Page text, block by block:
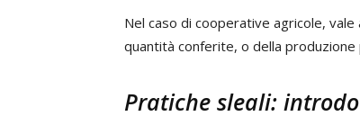
Nel caso di cooperative agricole,
quantità conferite, o della produzione
Pratiche sleali: